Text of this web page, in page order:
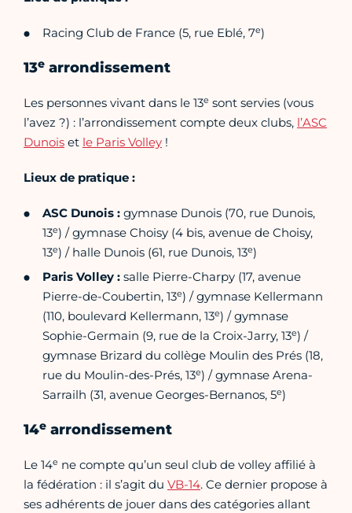
Racing Club de France (5, rue Eblé, 7e)
13e arrondissement
Les personnes vivant dans le 13e sont servies (vous
l’avez ?) : l’arrondissement compte deux clubs, l’ASC
Dunois et le Paris Volley !
Lieux de pratique :
ASC Dunois : gymnase Dunois (70, rue Dunois,
13e) / gymnase Choisy (4 bis, avenue de Choisy,
13e) / halle Dunois (61, rue Dunois, 13e)
Paris Volley : salle Pierre-Charpy (17, avenue
Pierre-de-Coubertin, 13e) / gymnase Kellermann
(110, boulevard Kellermann, 13e) / gymnase
Sophie-Germain (9, rue de la Croix-Jarry, 13e) /
gymnase Brizard du collège Moulin des Prés (18,
rue du Moulin-des-Prés, 13e) / gymnase Arena-
Sarrailh (31, avenue Georges-Bernanos, 5e)
14e arrondissement
Le 14e ne compte qu’un seul club de volley affilié à
la fédération : il s’agit du VB-14. Ce dernier propose à
ses adhérents de jouer dans des catégories allant